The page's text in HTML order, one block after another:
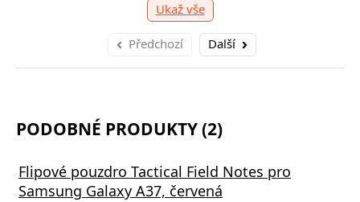
Ukaž vše
Předchozí Další
PODOBNÉ PRODUKTY (2)
Flipové pouzdro Tactical Field Notes pro
Samsung Galaxy A37, červená